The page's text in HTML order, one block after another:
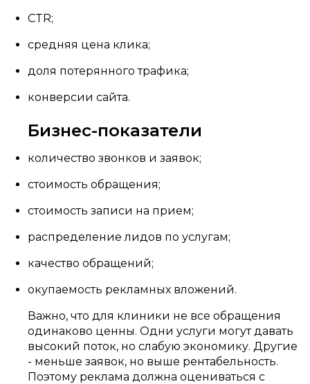
CTR;
средняя цена клика;
доля потерянного трафика;
конверсии сайта.
Бизнес-показатели
количество звонков и заявок;
стоимость обращения;
стоимость записи на прием;
распределение лидов по услугам;
качество обращений;
окупаемость рекламных вложений.
Важно, что для клиники не все обращения
одинаково ценны. Одни услуги могут давать
высокий поток, но слабую экономику. Другие
- меньше заявок, но выше рентабельность.
Поэтому реклама должна оцениваться с